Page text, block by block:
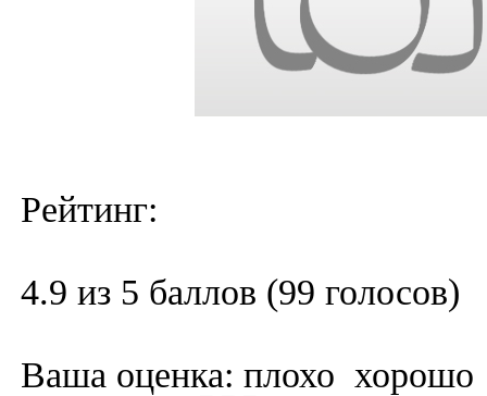
Рейтинг:
4.9 из 5 баллов (99 голосов)
Ваша оценка: плохо хорошо